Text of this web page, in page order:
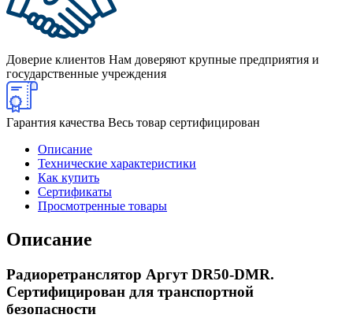
Доверие клиентов Нам доверяют крупные предприятия и
государственные учреждения
Гарантия качества Весь товар сертифицирован
Описание
Технические характеристики
Как купить
Сертификаты
Просмотренные товары
Описание
Радиоретранслятор Аргут DR50-DMR.
Сертифицирован для транспортной
безопасности